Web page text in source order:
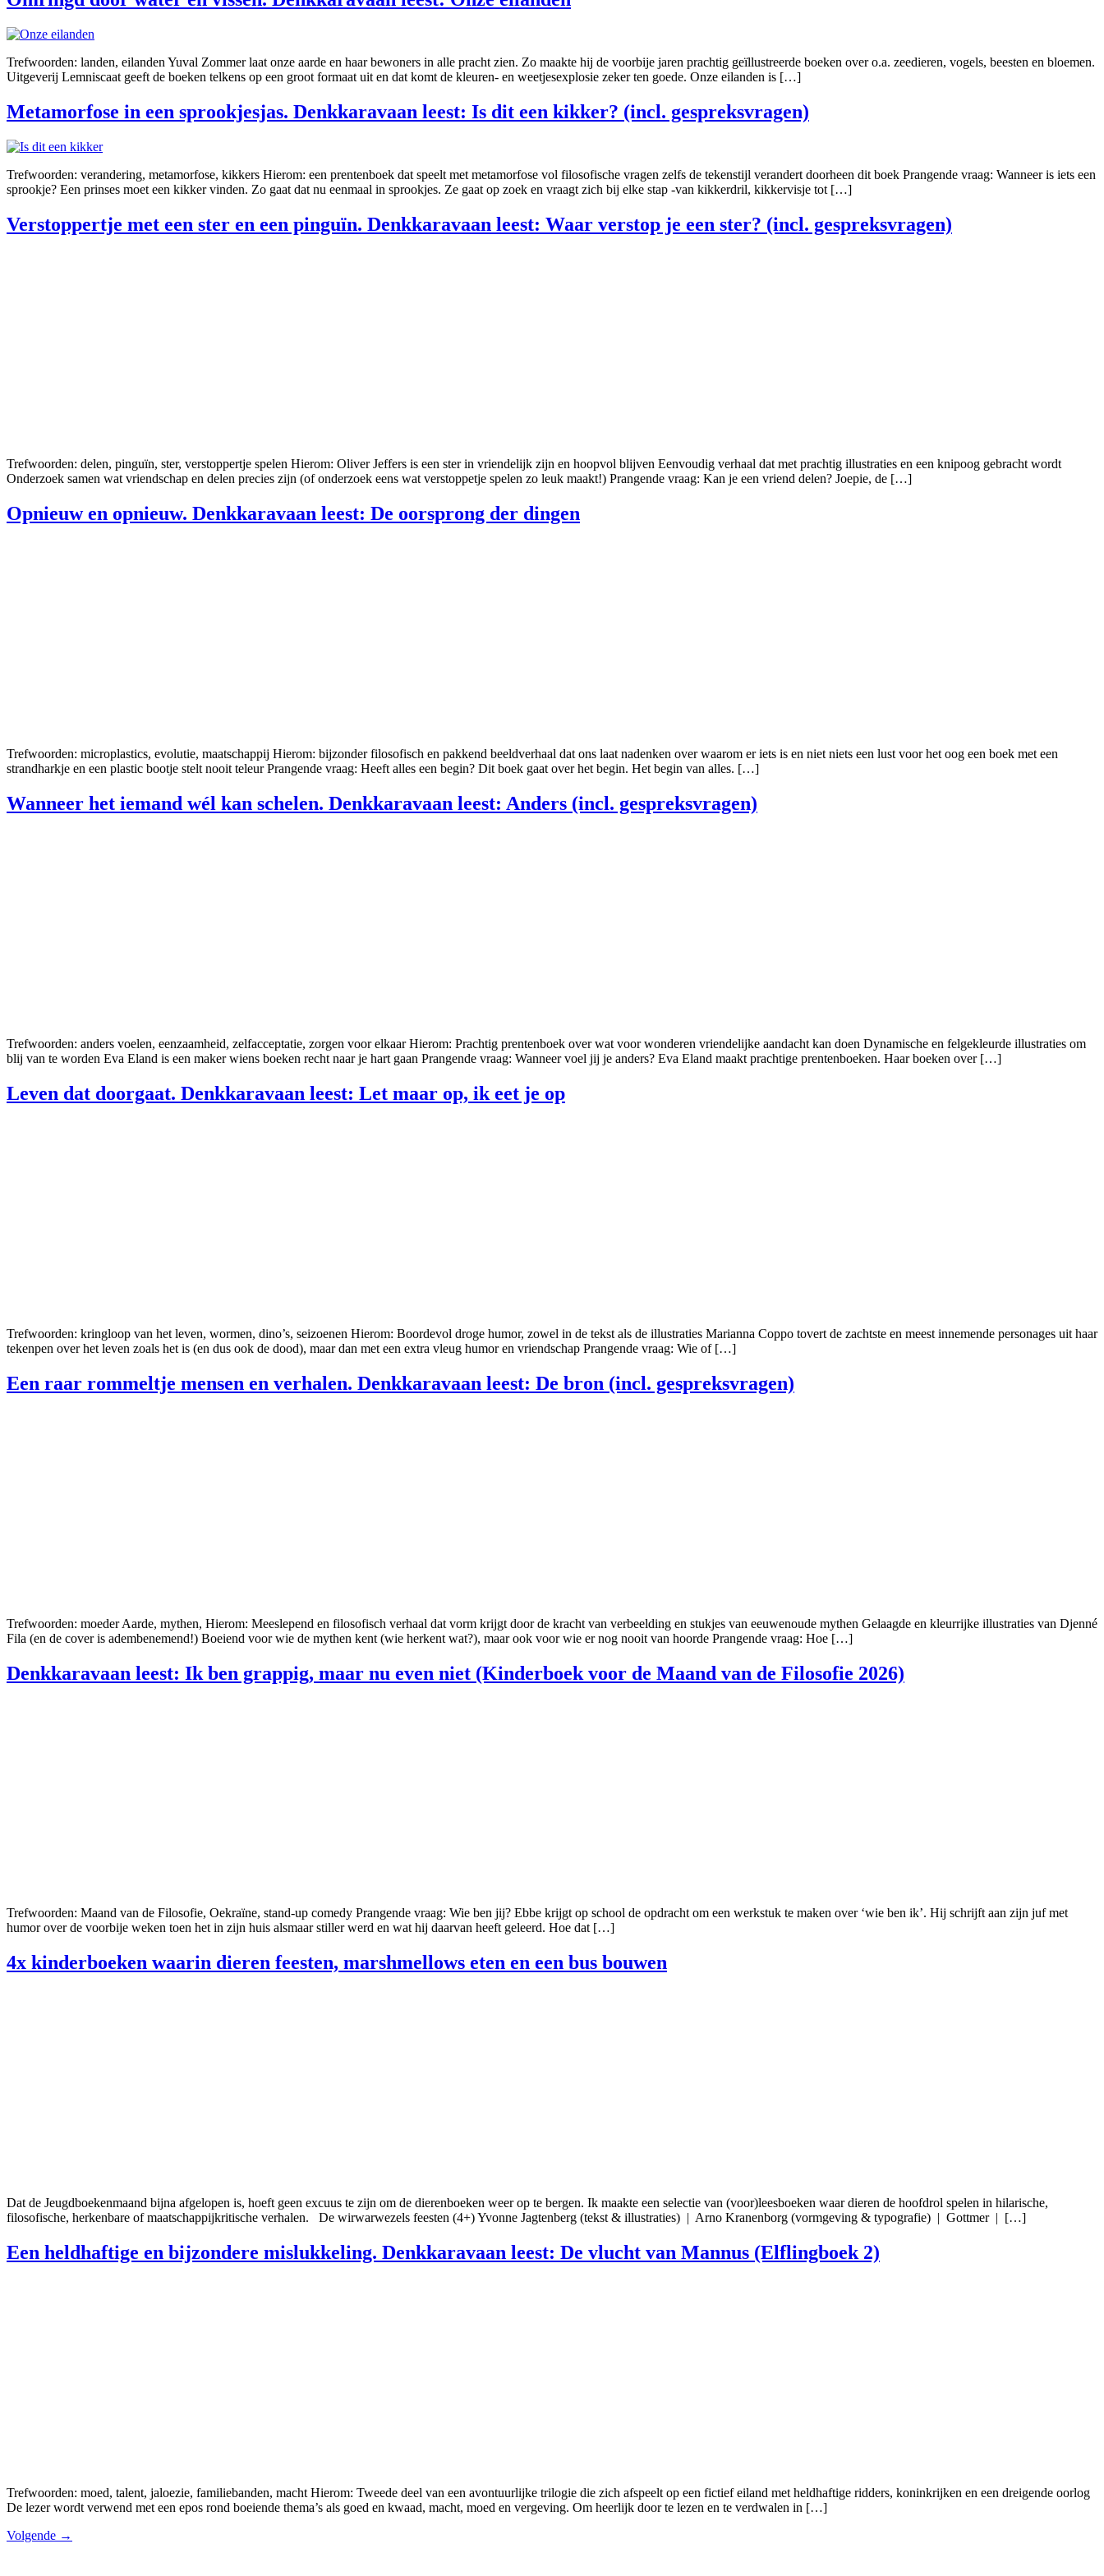
Trefwoorden: landen, eilanden Yuval Zommer laat onze aarde en haar bewoners in alle pracht zien. Zo maakte hij de voorbije jaren prachtig geïllustreerde boeken over o.a. zeedieren, vogels, beesten en bloemen.
Uitgeverij Lemniscaat geeft de boeken telkens op een groot formaat uit en dat komt de kleuren- en weetjesexplosie zeker ten goede. Onze eilanden is […]
Metamorfose in een sprookjesjas. Denkkaravaan leest: Is dit een kikker? (incl. gespreksvragen)
Trefwoorden: verandering, metamorfose, kikkers Hierom: een prentenboek dat speelt met metamorfose vol filosofische vragen zelfs de tekenstijl verandert doorheen dit boek Prangende vraag: Wanneer is iets een
sprookje? Een prinses moet een kikker vinden. Zo gaat dat nu eenmaal in sprookjes. Ze gaat op zoek en vraagt zich bij elke stap -van kikkerdril, kikkervisje tot […]
Verstoppertje met een ster en een pinguïn. Denkkaravaan leest: Waar verstop je een ster? (incl. gespreksvragen)
Trefwoorden: delen, pinguïn, ster, verstoppertje spelen Hierom: Oliver Jeffers is een ster in vriendelijk zijn en hoopvol blijven Eenvoudig verhaal dat met prachtig illustraties en een knipoog gebracht wordt
Onderzoek samen wat vriendschap en delen precies zijn (of onderzoek eens wat verstoppetje spelen zo leuk maakt!) Prangende vraag: Kan je een vriend delen? Joepie, de […]
Opnieuw en opnieuw. Denkkaravaan leest: De oorsprong der dingen
Trefwoorden: microplastics, evolutie, maatschappij Hierom: bijzonder filosofisch en pakkend beeldverhaal dat ons laat nadenken over waarom er iets is en niet niets een lust voor het oog een boek met een
strandharkje en een plastic bootje stelt nooit teleur Prangende vraag: Heeft alles een begin? Dit boek gaat over het begin. Het begin van alles. […]
Wanneer het iemand wél kan schelen. Denkkaravaan leest: Anders (incl. gespreksvragen)
Trefwoorden: anders voelen, eenzaamheid, zelfacceptatie, zorgen voor elkaar Hierom: Prachtig prentenboek over wat voor wonderen vriendelijke aandacht kan doen Dynamische en felgekleurde illustraties om
blij van te worden Eva Eland is een maker wiens boeken recht naar je hart gaan Prangende vraag: Wanneer voel jij je anders? Eva Eland maakt prachtige prentenboeken. Haar boeken over […]
Leven dat doorgaat. Denkkaravaan leest: Let maar op, ik eet je op
Trefwoorden: kringloop van het leven, wormen, dino’s, seizoenen Hierom: Boordevol droge humor, zowel in de tekst als de illustraties Marianna Coppo tovert de zachtste en meest innemende personages uit haar
tekenpen over het leven zoals het is (en dus ook de dood), maar dan met een extra vleug humor en vriendschap Prangende vraag: Wie of […]
Een raar rommeltje mensen en verhalen. Denkkaravaan leest: De bron (incl. gespreksvragen)
Trefwoorden: moeder Aarde, mythen, Hierom: Meeslepend en filosofisch verhaal dat vorm krijgt door de kracht van verbeelding en stukjes van eeuwenoude mythen Gelaagde en kleurrijke illustraties van Djenné
Fila (en de cover is adembenemend!) Boeiend voor wie de mythen kent (wie herkent wat?), maar ook voor wie er nog nooit van hoorde Prangende vraag: Hoe […]
Denkkaravaan leest: Ik ben grappig, maar nu even niet (Kinderboek voor de Maand van de Filosofie 2026)
Trefwoorden: Maand van de Filosofie, Oekraïne, stand-up comedy Prangende vraag: Wie ben jij? Ebbe krijgt op school de opdracht om een werkstuk te maken over ‘wie ben ik’. Hij schrijft aan zijn juf met
humor over de voorbije weken toen het in zijn huis alsmaar stiller werd en wat hij daarvan heeft geleerd. Hoe dat […]
4x kinderboeken waarin dieren feesten, marshmellows eten en een bus bouwen
Dat de Jeugdboekenmaand bijna afgelopen is, hoeft geen excuus te zijn om de dierenboeken weer op te bergen. Ik maakte een selectie van (voor)leesboeken waar dieren de hoofdrol spelen in hilarische,
filosofische, herkenbare of maatschappijkritische verhalen. De wirwarwezels feesten (4+) Yvonne Jagtenberg (tekst & illustraties) | Arno Kranenborg (vormgeving & typografie) | Gottmer | […]
Een heldhaftige en bijzondere mislukkeling. Denkkaravaan leest: De vlucht van Mannus (Elflingboek 2)
Trefwoorden: moed, talent, jaloezie, familiebanden, macht Hierom: Tweede deel van een avontuurlijke trilogie die zich afspeelt op een fictief eiland met heldhaftige ridders, koninkrijken en een dreigende oorlog
De lezer wordt verwend met een epos rond boeiende thema’s als goed en kwaad, macht, moed en vergeving. Om heerlijk door te lezen en te verdwalen in […]
Volgende →